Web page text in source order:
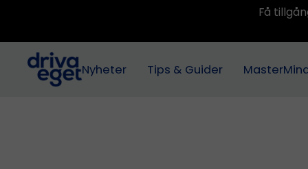
Få
Nyheter Tips & Guider